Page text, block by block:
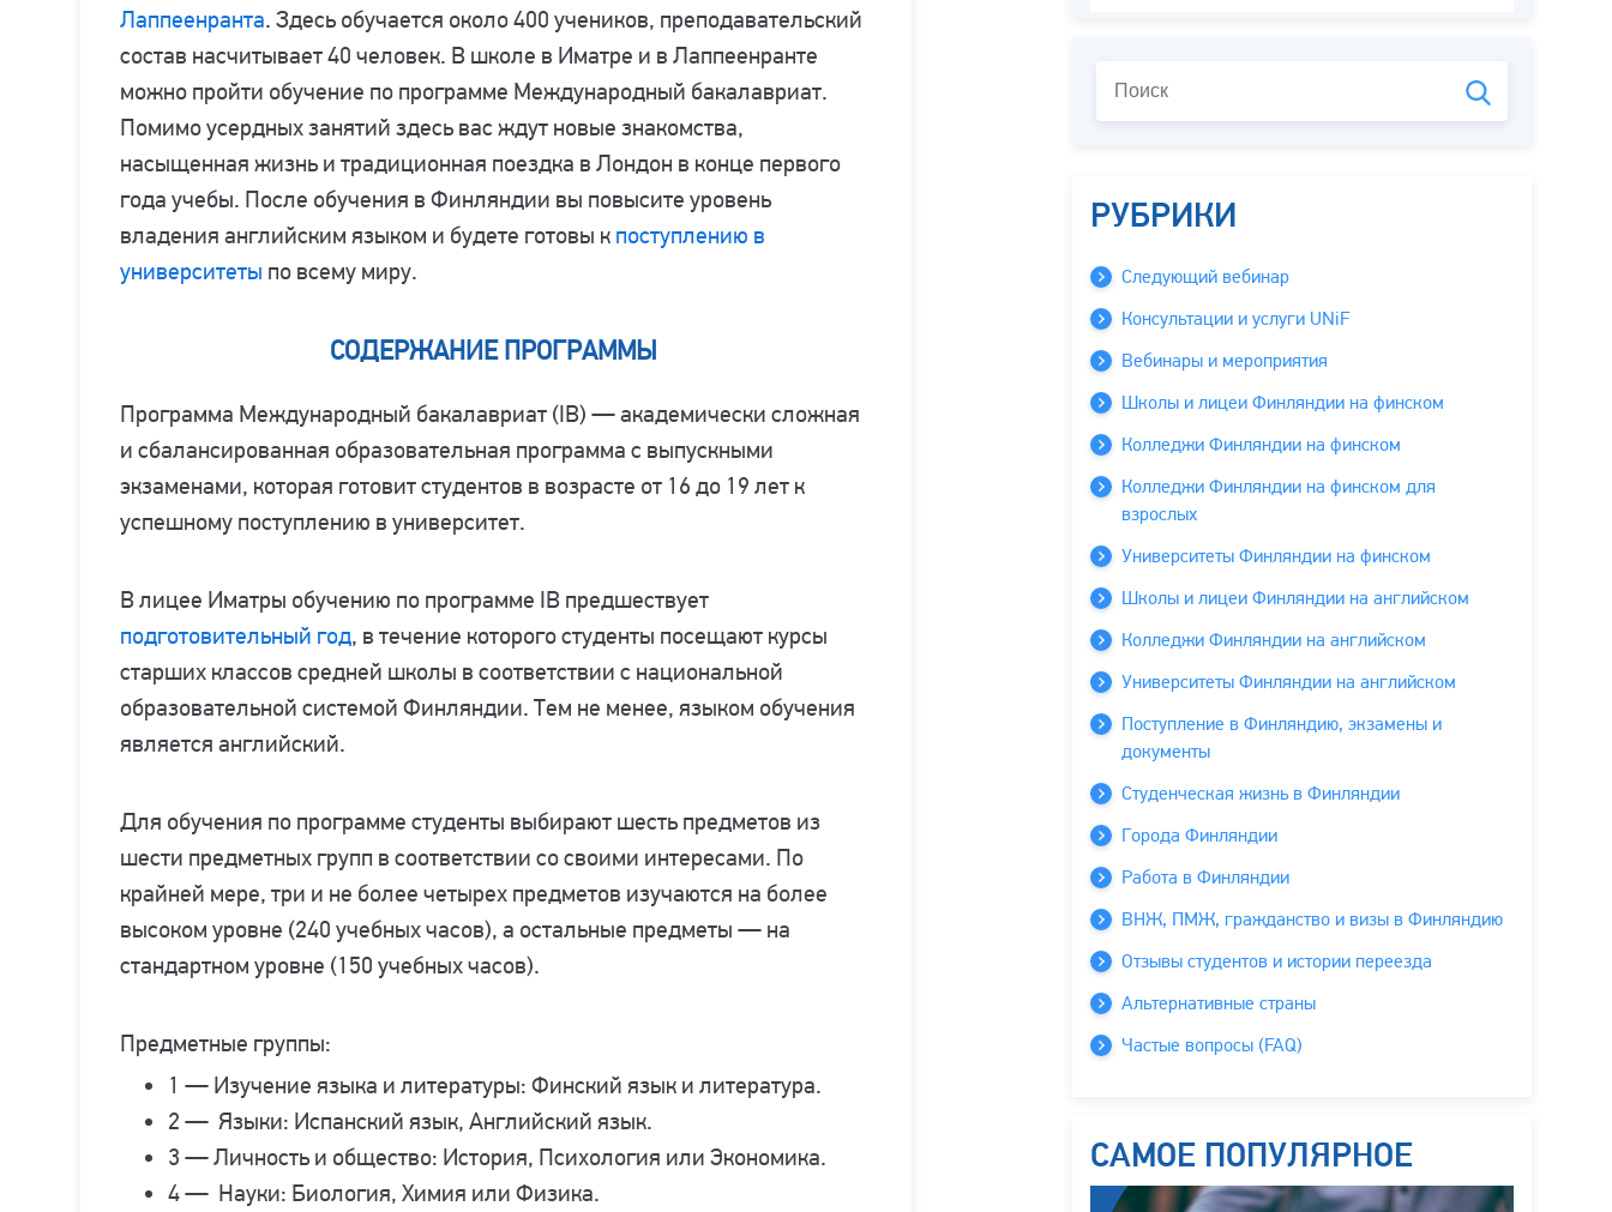
Лаппеенранта. Здесь обучается около 400 учеников, преподавательский
состав насчитывает 40 человек. В школе в Иматре и в Лаппеенранте
можно пройти обучение по программе Международный бакалавриат.
Помимо усердных занятий здесь вас ждут новые знакомства,
насыщенная жизнь и традиционная поездка в Лондон в конце первого
года учебы. После обучения в Финляндии вы повысите уровень
владения английским языком и будете готовы к поступлению в
университеты по всему миру.
СОДЕРЖАНИЕ ПРОГРАММЫ
Программа Международный бакалавриат (IB) — академически сложная
и сбалансированная образовательная программа с выпускными
экзаменами, которая готовит студентов в возрасте от 16 до 19 лет к
успешному поступлению в университет.
В лицее Иматры обучению по программе IB предшествует
подготовительный год, в течение которого студенты посещают курсы
старших классов средней школы в соответствии с национальной
образовательной системой Финляндии. Тем не менее, языком обучения
является английский.
Для обучения по программе студенты выбирают шесть предметов из
шести предметных групп в соответствии со своими интересами. По
крайней мере, три и не более четырех предметов изучаются на более
высоком уровне (240 учебных часов), а остальные предметы — на
стандартном уровне (150 учебных часов).
Предметные группы:
1 — Изучение языка и литературы: Финский язык и литература.
2 — Языки: Испанский язык, Английский язык.
3 — Личность и общество: История, Психология или Экономика.
4 — Науки: Биология, Химия или Физика.
РУБРИКИ
Следующий вебинар
Консультации и услуги UNiF
Вебинары и мероприятия
Школы и лицеи Финляндии на финском
Колледжи Финляндии на финском
Колледжи Финляндии на финском для
взрослых
Университеты Финляндии на финском
Школы и лицеи Финляндии на английском
Колледжи Финляндии на английском
Университеты Финляндии на английском
Поступление в Финляндию, экзамены и
документы
Студенческая жизнь в Финляндии
Города Финляндии
Работа в Финляндии
ВНЖ, ПМЖ, гражданство и визы в Финляндию
Отзывы студентов и истории переезда
Альтернативные страны
Частые вопросы (FAQ)
САМОЕ ПОПУЛЯРНОЕ